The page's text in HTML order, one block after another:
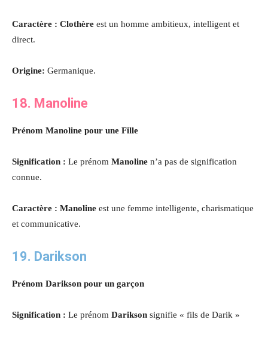
Caractère : Clothère est un homme ambitieux, intelligent et
direct.
Origine: Germanique.
18. Manoline
Prénom Manoline pour une Fille
Signification : Le prénom Manoline n’a pas de signification
connue.
Caractère : Manoline est une femme intelligente, charismatique
et communicative.
19. Darikson
Prénom Darikson pour un garçon
Signification : Le prénom Darikson signifie « fils de Darik »